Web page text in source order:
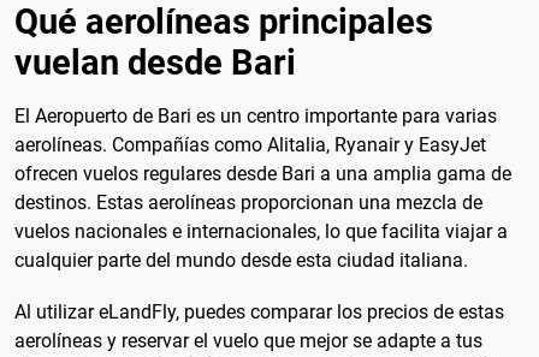
Qué aerolíneas principales
vuelan desde Bari
El Aeropuerto de Bari es un centro importante para varias
aerolíneas. Compañías como Alitalia, Ryanair y EasyJet
ofrecen vuelos regulares desde Bari a una amplia gama de
destinos. Estas aerolíneas proporcionan una mezcla de
vuelos nacionales e internacionales, lo que facilita viajar a
cualquier parte del mundo desde esta ciudad italiana.
Al utilizar eLandFly, puedes comparar los precios de estas
aerolíneas y reservar el vuelo que mejor se adapte a tus